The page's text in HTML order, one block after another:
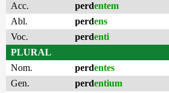
Acc.
perdentem
Abl.
perdens
Voc.
perdenti
PLURAL
Nom.
perdentes
Gen.
perdentium